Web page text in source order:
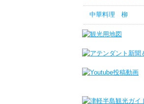
中華料理 柳